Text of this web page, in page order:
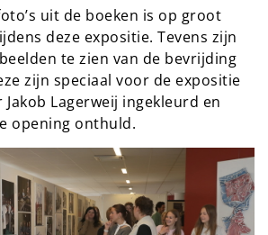
uit de boeken is op groot
deze expositie. Tevens zijn
te zien van de bevrijding
zijn speciaal voor de expositie
Lagerweij ingekleurd en
opening onthuld.